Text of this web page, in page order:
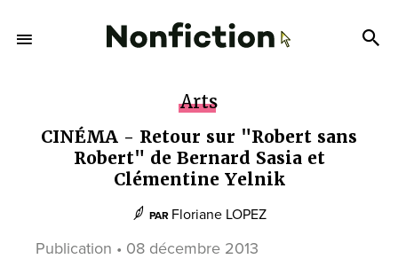
Arts
CINÉMA - Retour sur "Robert sans
Robert" de Bernard Sasia et
Clémentine Yelnik
PAR Floriane LOPEZ
Publication • 08 décembre 2013